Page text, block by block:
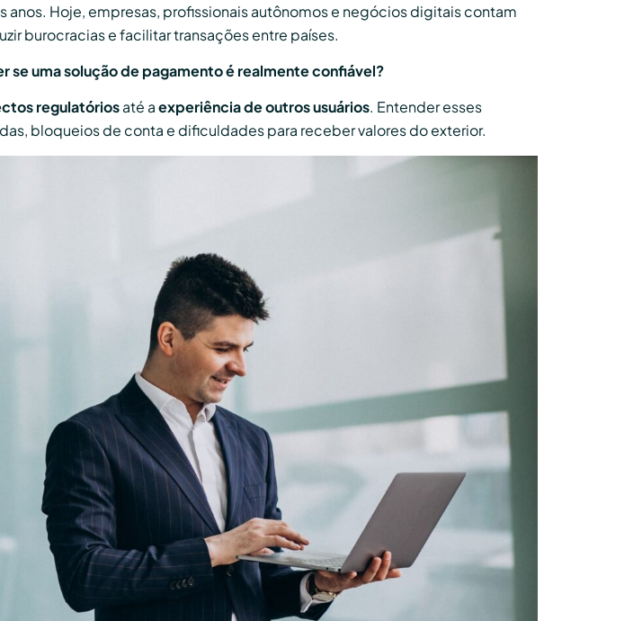
anos. Hoje, empresas, profissionais autônomos e negócios digitais contam
burocracias e facilitar transações entre países.
se uma solução de pagamento é realmente confiável?
regulatóriosaté aexperiência de outros usuários. Entender esses
bloqueios de conta e dificuldades para receber valores do exterior.